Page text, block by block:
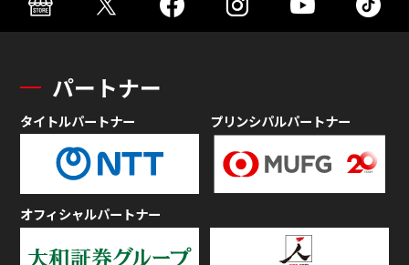
パートナー
タイトルパートナー プリンシパルパートナー
オフィシャルパートナー